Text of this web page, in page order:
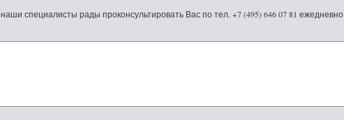
, наши специалисты рады проконсультировать Вас по тел. +7 (495) 646 07 81 ежедневно